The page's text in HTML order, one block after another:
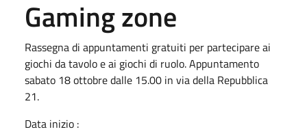
Gaming zone
Rassegna di appuntamenti gratuiti per partecipare ai
giochi da tavolo e ai giochi di ruolo. Appuntamento
sabato 18 ottobre dalle 15.00 in via della Repubblica
21.
Data inizio :